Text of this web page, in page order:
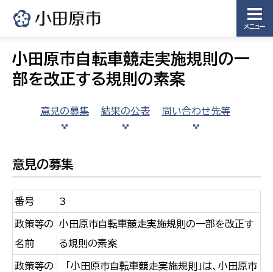
メニュー
小田原市自転車競走実施規則の一
部を改正する規則の素案
意見の募集 結果の公表 問い合わせ先等
意見の募集
番号 3
政策等の
名前
小田原市自転車競走実施規則の一部を改正す
る規則の素案
政策等の
「小田原市自転車競走実施規則」は、小田原市